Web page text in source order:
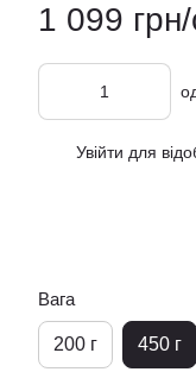
1 099
Увійти для
Вага
200 г 450 г